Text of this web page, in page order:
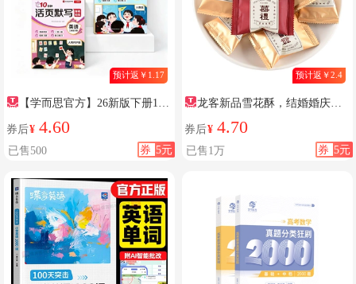
预计返￥1.17
【学而思官方】26新版下册10
分钟活页 小学1-6年级同步练习册
一本通语文数学英语计算默写一
课一练天天训练书计算默写能手
券后¥ 4.60
券 5元
已售500
预计返￥2.4
龙客新品雪花酥，结婚婚庆伴
手礼
券后¥ 4.70
券 5元
已售1万